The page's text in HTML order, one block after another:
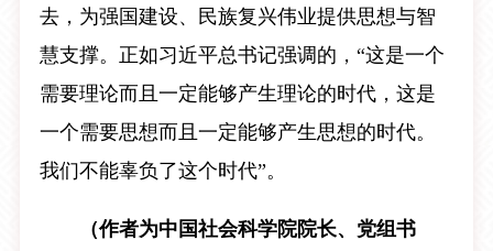
去，为强国建设、民族复兴伟业提供思想与智
慧支撑。正如习近平总书记强调的，“这是一个
需要理论而且一定能够产生理论的时代，这是
一个需要思想而且一定能够产生思想的时代。
我们不能辜负了这个时代”。
（作者为中国社会科学院院长、党组书